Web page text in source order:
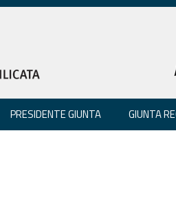
PRESIDENTE GIUNTA GIUNTA